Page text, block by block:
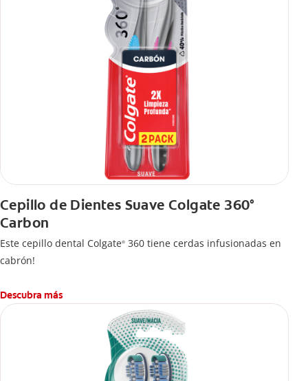
Cepillo de Dientes Suave Colgate 360°
Carbon
Este cepillo dental Colgate® 360 tiene cerdas infusionadas en
cabrón!
Descubra más